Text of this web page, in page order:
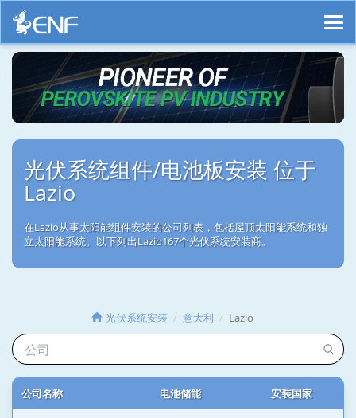
光伏系统组件/电池板安装 位于
Lazio
在Lazio从事太阳能组件安装的公司列表，包括屋顶太阳能系统和独
立太阳能系统。以下列出Lazio167个光伏系统安装商。
光伏系统安装 意大利 Lazio
公司名称 电池储能 安装国家